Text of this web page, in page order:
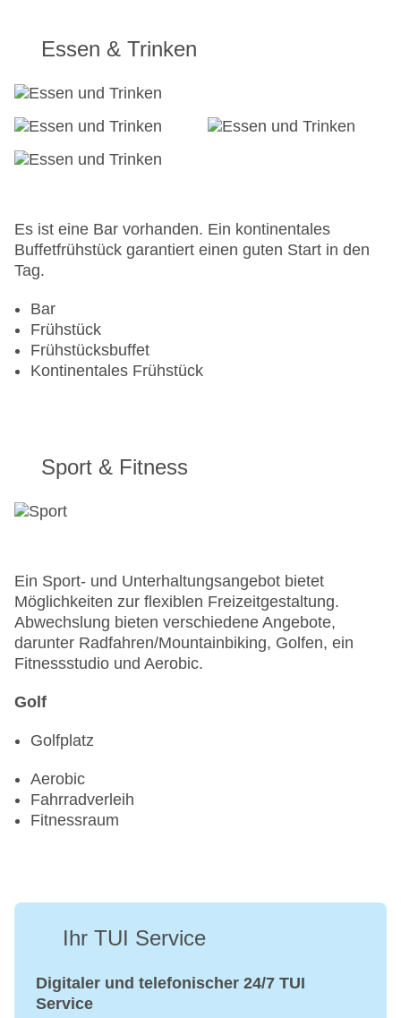
Hotelsafe
WLAN/WiFi im Hotel
Lift
Minimarkt
Zimmerservice
Zahlungsarten: American Express, EC Maestro,
Mastercard, Visa
Landeskategorie: 3 Sterne
Essen & Trinken
Es ist eine Bar vorhanden. Ein kontinentales
Buffetfrühstück garantiert einen guten Start in den
Tag.
Bar
Frühstück
Frühstücksbuffet
Kontinentales Frühstück
Sport & Fitness
Ein Sport- und Unterhaltungsangebot bietet
Möglichkeiten zur flexiblen Freizeitgestaltung.
Abwechslung bieten verschiedene Angebote,
darunter Radfahren/Mountainbiking, Golfen, ein
Fitnessstudio und Aerobic.
Golf
Golfplatz
Aerobic
Fahrradverleih
Fitnessraum
Ihr TUI Service
Digitaler und telefonischer 24/7 TUI
Service